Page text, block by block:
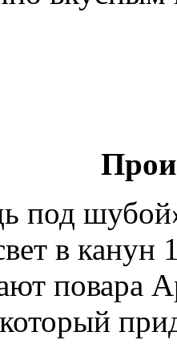
под
в канун
повара